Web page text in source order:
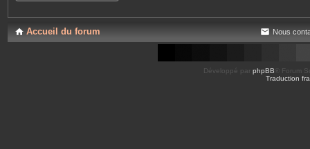
Accueil du forum Nous
Développé par phpBB ® Forum
Traduction